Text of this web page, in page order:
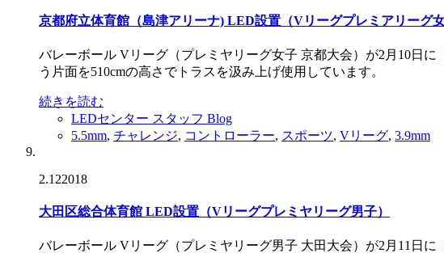
京都府立体育館（島津アリーナ) LED設置（Vリーグプレミアリーグ女
バレーボール Vリーグ（プレミヤリーグ女子 京都大会）が2月10日
う片面を510cmの高さでトラスを汲み上げ使用しています。
続きを読む
LEDセンター スタッフ Blog
5.5mm, チャレンジ, コントローラー, スポーツ, Vリーグ, 3.9mm
2.122018
大田区総合体育館 LED設置（Vリーグプレミヤリーグ男子）
バレーボール Vリーグ（プレミヤリーグ男子 大田大会）が2月11日